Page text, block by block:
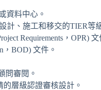
資料中心。
計、施工和移交的TIER等
Requirements，OPR) 文
，BOD) 文件。
問審閱。
的層級認證審核設計。